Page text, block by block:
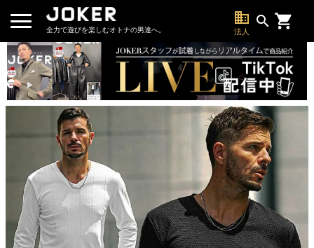
全力で遊びを楽しむオトナの男達へ。
business
法人
search